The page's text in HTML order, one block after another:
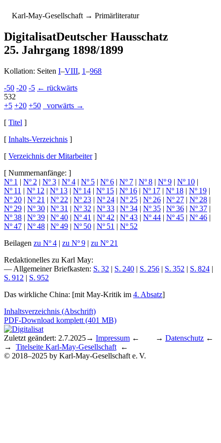
Karl-May-Gesellschaft → Primärliteratur
DigitalisatDeutscher Hausschatz
25. Jahrgang 1898/1899
Kollation: Seiten I–VIII, 1–968
-50 -20 -5 ← rückwärts
532
+5 +20 +50
vorwärts →
[ Titel ]
[ Inhalts-Verzeichnis ]
[ Verzeichnis der Mitarbeiter]
[ Nummernanfänge: ]
Nº 1 | Nº 2 | Nº 3 | Nº 4 | Nº 5 | Nº 6 | Nº 7 | Nº 8 | Nº 9 | Nº 10 |
Nº 11 | Nº 12 | Nº 13 | Nº 14 | Nº 15 | Nº 16 | Nº 17 | Nº 18 | Nº 19 |
Nº 20 | Nº 21 | Nº 22 | Nº 23 | Nº 24 | Nº 25 | Nº 26 | Nº 27 | Nº 28 |
Nº 29 | Nº 30 | Nº 31 | Nº 32 | Nº 33 | Nº 34 | Nº 35 | Nº 36 | Nº 37 |
Nº 38 | Nº 39 | Nº 40 | Nº 41 | Nº 42 | Nº 43 | Nº 44 | Nº 45 | Nº 46 |
Nº 47 | Nº 48 | Nº 49 | Nº 50 | Nº 51 | Nº 52
Beilagen zu Nº 4 | zu Nº 9 | zu Nº 21
Redaktionelles zu Karl May:
— Allgemeiner Briefkasten: S. 32 | S. 240 | S. 256 | S. 352 | S. 824 |
S. 912 | S. 952
Das wirkliche China: [mit May-Kritik im 4. Absatz]
Inhaltsverzeichnis (Abschrift)
PDF-Download komplett (401 MB)
Zuletzt geändert: 2.7.2025→ Impressum ← → Datenschutz ←
→ Titelseite Karl-May-Gesellschaft ←
© 2018–2025 by Karl-May-Gesellschaft e. V.